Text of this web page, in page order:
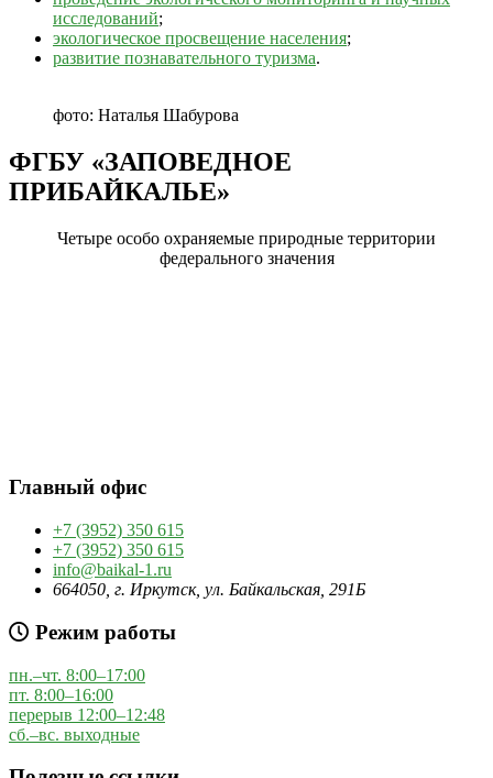
исследований;
экологическое просвещение населения;
развитие познавательного туризма.
фото: Наталья Шабурова
ФГБУ «ЗАПОВЕДНОЕ
ПРИБАЙКАЛЬЕ»
Четыре особо охраняемые природные территории
федерального значения
Главный офис
+7 (3952) 350 615
+7 (3952) 350 615
info@baikal-1.ru
664050, г. Иркутск, ул. Байкальская, 291Б
Режим работы
пн.–чт. 8:00–17:00
пт. 8:00–16:00
перерыв 12:00–12:48
сб.–вс. выходные